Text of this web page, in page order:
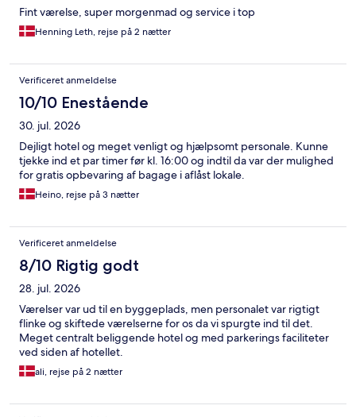
Fint værelse, super morgenmad og service i top
Henning Leth, rejse på 2 nætter
Verificeret anmeldelse
10/10 Enestående
30. jul. 2026
Dejligt hotel og meget venligt og hjælpsomt personale. Kunne
tjekke ind et par timer før kl. 16:00 og indtil da var der mulighed
for gratis opbevaring af bagage i aflåst lokale.
Heino, rejse på 3 nætter
Verificeret anmeldelse
8/10 Rigtig godt
28. jul. 2026
Værelser var ud til en byggeplads, men personalet var rigtigt
flinke og skiftede værelserne for os da vi spurgte ind til det.
Meget centralt beliggende hotel og med parkerings faciliteter
ved siden af hotellet.
ali, rejse på 2 nætter